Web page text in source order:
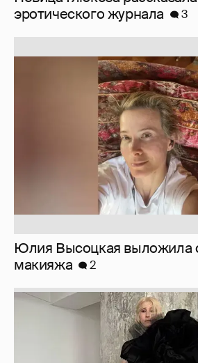
Юлия Высоцкая выложила
Журналистка Сулим